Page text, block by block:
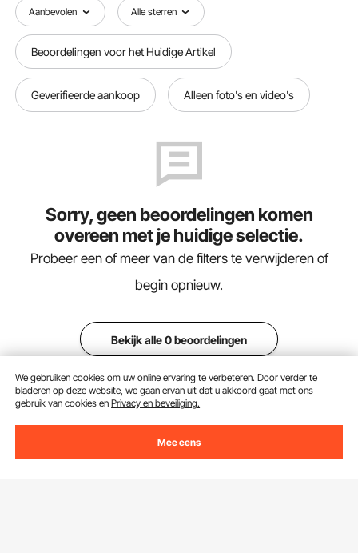
Aanbevolen Alle sterren
Beoordelingen voor het Huidige Artikel
Geverifieerde aankoop Alleen foto's en video's
Sorry, geen beoordelingen komen
overeen met je huidige selectie.
Probeer een of meer van de filters te verwijderen of
begin opnieuw.
Bekijk alle 0 beoordelingen
We gebruiken cookies om uw online ervaring te verbeteren. Door verder te
bladeren op deze website, we gaan ervan uit dat u akkoord gaat met ons
gebruik van cookies enPrivacy en beveiliging.
Mee eens